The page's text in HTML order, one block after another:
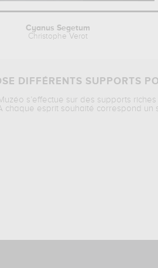
Cyanus Segetum
Christophe Verot
DIFFÉRENTS SUPPORTS
s’effectue sur des supports
chaque esprit souhaité correspond un